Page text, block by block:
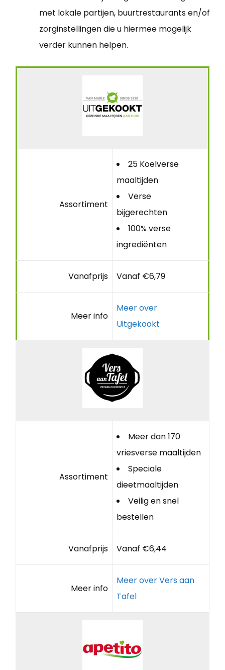
met lokale partijen, buurtrestaurants en/of
zorginstellingen die u hiermee mogelijk
verder kunnen helpen.
Assortiment
25 Koelverse
maaltijden
Verse
bijgerechten
100% verse
ingrediënten
Vanafprijs Vanaf €6,79
Meer info
Meer over
Uitgekookt
Assortiment
Meer dan 170
vriesverse maaltijden
Speciale
dieetmaaltijden
Veilig en snel
bestellen
Vanafprijs Vanaf €6,44
Meer info
Meer over Vers aan
Tafel